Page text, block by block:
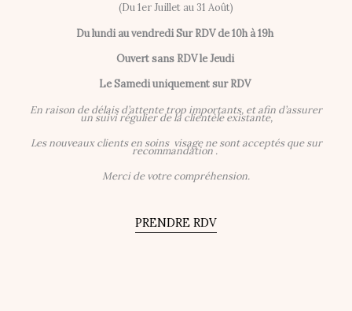
(Du 1er Juillet au 31 Août)
Du lundi au vendrediSur RDV de 10h à 19h
Ouvert sans RDV le Jeudi
Le Samedi uniquement sur RDV
En raison de délais d’attente trop importants, et afin d’assurer
un suivi régulier de la clientèle existante,
Les nouveaux clients en soins visage ne sont acceptés que sur
recommandation .
Merci de votre compréhension.
PRENDRE RDV